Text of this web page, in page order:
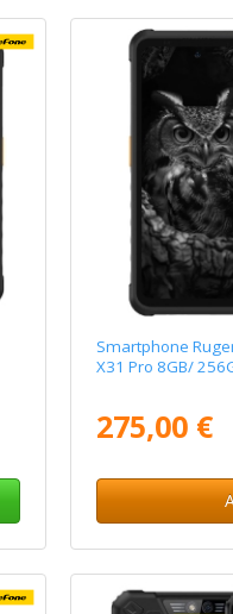
Smartphone
X31 Pro 8GB/
275,00 €